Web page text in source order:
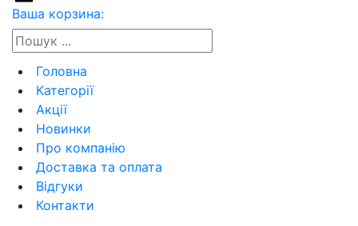
Ваша корзина:
Головна
Категорії
Акції
Новинки
Про компанію
Доставка та оплата
Відгуки
Контакти